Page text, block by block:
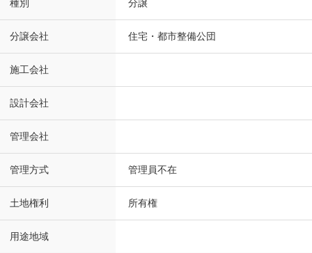
種別 分譲
分譲会社 住宅・都市整備公団
施工会社
設計会社
管理会社
管理方式 管理員不在
土地権利 所有権
用途地域